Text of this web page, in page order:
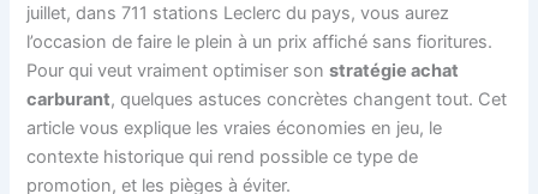
juillet, dans 711 stations Leclerc du pays, vous aurez
l’occasion de faire le plein à un prix affiché sans fioritures.
Pour qui veut vraiment optimiser sonstratégie achat
carburant, quelques astuces concrètes changent tout. Cet
article vous explique les vraies économies en jeu, le
contexte historique qui rend possible ce type de
promotion, et les pièges à éviter.